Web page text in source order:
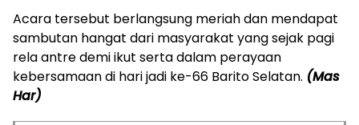
Acara tersebut berlangsung meriah dan mendapat
sambutan hangat dari masyarakat yang sejak pagi
rela antre demi ikut serta dalam perayaan
kebersamaan di hari jadi ke-66 Barito Selatan. (Mas
Har)